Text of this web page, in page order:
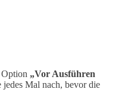
„Vor Ausführen
jedes Mal nach, bevor die